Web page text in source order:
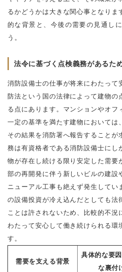
るかどうかは大きな関心事となりま
的な背景と、今後の需要の見通し
う。
法令に基づく点検義務があるた
消防設備士の仕事が将来にわたって
防法という国の法律によって建物の
る点にあります。マンションやオフ
一定の基準を満たす建物においては
その結果を消防署へ報告することが
務は有資格者である消防設備士にし
物が存在し続ける限り安定した需要
部の再開発に伴う新しいビルの建設
ニューアル工事も絶えず発生して
の設備投資が冷え込んだとしても法
ことは許されないため、比較的不況
わたって安心して働き続けられる環
す。
需要を支える背景
具体的な要
な裏付